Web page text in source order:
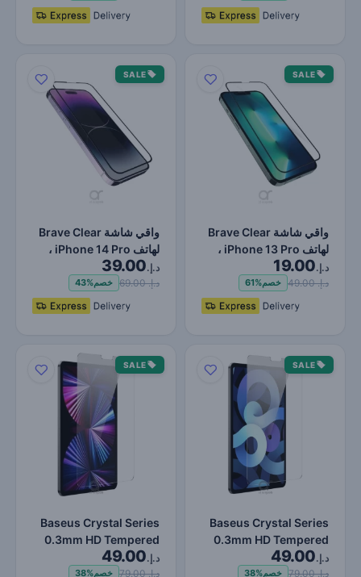
SALE
واقي شاشة Brave Clear
لهاتف iPhone 13 Pro ،
حماية ضد الصدمات وال…
د.إ.19.00
د.إ. 49.00 خصم61%
SALE
واقي شاشة Brave Clear
لهاتف iPhone 14 Pro ،
حماية ضد الصدمات وال…
د.إ.39.00
د.إ. 69.00 خصم43%
SALE
Baseus Crystal Series
0.3mm HD Tempered
Glass Screen Protector
f…
د.إ.49.00
د.إ. 79.00 خصم38%
SALE
Baseus Crystal Series
0.3mm HD Tempered
Glass Screen Protector
f…
د.إ.49.00
د.إ. 79.00 خصم38%